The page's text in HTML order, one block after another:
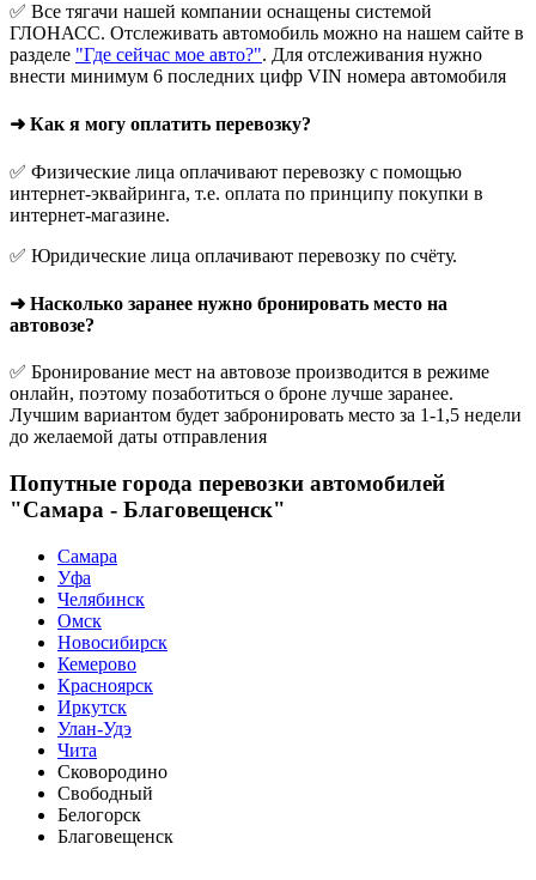
✅ Все тягачи нашей компании оснащены системой
ГЛОНАСС. Отслеживать автомобиль можно на нашем сайте в
разделе "Где сейчас мое авто?". Для отслеживания нужно
внести минимум 6 последних цифр VIN номера автомобиля
➜ Как я могу оплатить перевозку?
✅ Физические лица оплачивают перевозку с помощью
интернет-эквайринга, т.е. оплата по принципу покупки в
интернет-магазине.
✅ Юридические лица оплачивают перевозку по счёту.
➜ Насколько заранее нужно бронировать место на
автовозе?
✅ Бронирование мест на автовозе производится в режиме
онлайн, поэтому позаботиться о броне лучше заранее.
Лучшим вариантом будет забронировать место за 1-1,5 недели
до желаемой даты отправления
Попутные города перевозки автомобилей
"Самара - Благовещенск"
Самара
Уфа
Челябинск
Омск
Новосибирск
Кемерово
Красноярск
Иркутск
Улан-Удэ
Чита
Сковородино
Свободный
Белогорск
Благовещенск